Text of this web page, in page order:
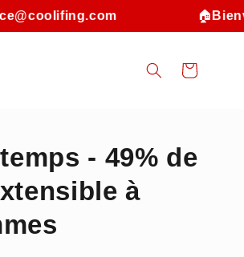
🏠
Panier
- 49% de
à